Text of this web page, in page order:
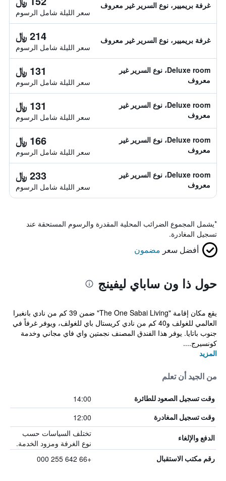
غرفة بريميير، نوع السرير غير معروف
سعر الليلة شامل الرسوم
غرفة بريميير، نوع السرير غير معروف 214 ﷼
سعر الليلة شامل الرسوم
Deluxe room، نوع السرير غير
معروف
131 ﷼
سعر الليلة شامل الرسوم
Deluxe room، نوع السرير غير
معروف
131 ﷼
سعر الليلة شامل الرسوم
Deluxe room، نوع السرير غير
معروف
166 ﷼
سعر الليلة شامل الرسوم
Deluxe room، نوع السرير غير
معروف
233 ﷼
سعر الليلة شامل الرسوم
*يشمل المجموع الضرائب المحلية المقدرة والرسوم المستحقة عند
تسجيل المغادرة.
أفضل سعر مضمون
حول ذا ون ساباي ليفينج
يقع مكان إقامة "The One Sabai Living" ضمن 39 كم من نادي بانغبرا
العالمي للغولف و40 كم من نادي كريستال باي للغولف، ويوفر غرفاً في
جنوب باتايا. يوفر هذا الفندق المصنف نجمتين واي فاي مجاني وخدمة
كونسيرج....
المزيد
من الجيد أن تعلم
وقت تسجيل الصعود للطائرة 14:00
وقت تسجيل المغادرة 12:00
الدفع والإلغاء
تختلف السياسات حسب
نوع الغرفة ومزود الخدمة.
رقم مكتب الاستقبال +66 642 255 000